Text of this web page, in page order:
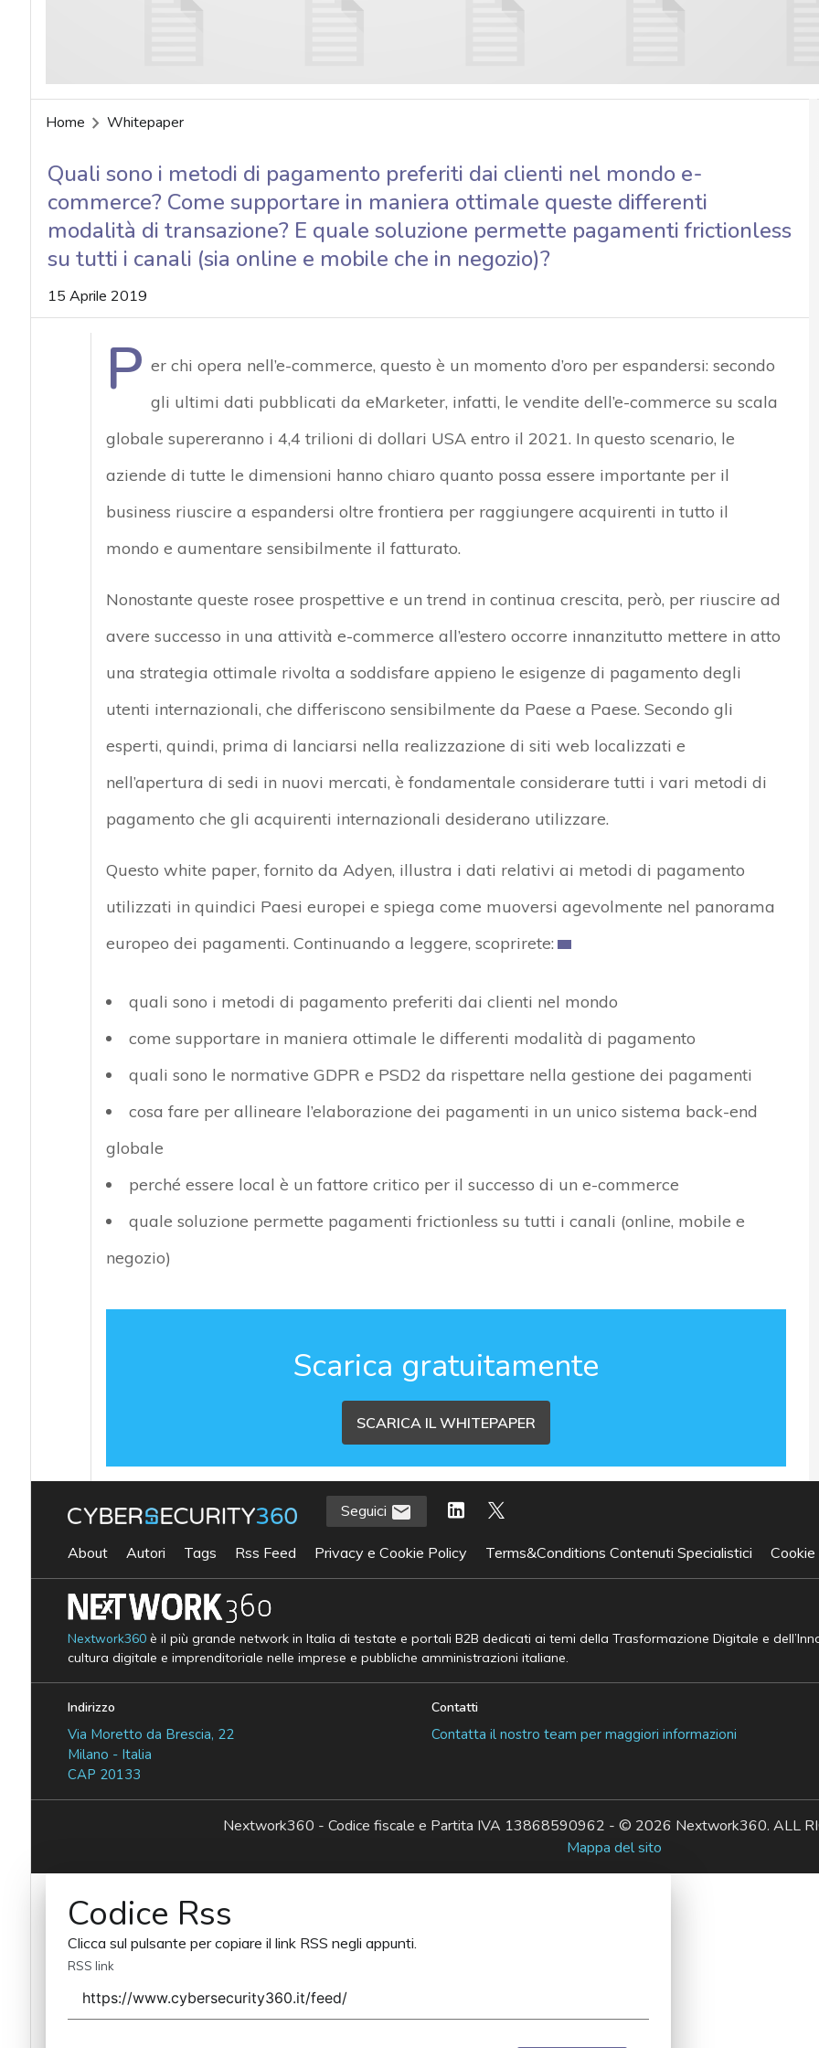
Home Whitepaper
Quali sono i metodi di pagamento preferiti dai clienti nel mondo e-
commerce? Come supportare in maniera ottimale queste differenti
modalità di transazione? E quale soluzione permette pagamenti frictionless
su tutti i canali (sia online e mobile che in negozio)?
15 Aprile 2019
P er chi opera nell’e-commerce, questo è un momento d’oro per espandersi: secondo
gli ultimi dati pubblicati da eMarketer, infatti, le vendite dell’e-commerce su scala
globale supereranno i 4,4 trilioni di dollari USA entro il 2021. In questo scenario, le
aziende di tutte le dimensioni hanno chiaro quanto possa essere importante per il
business riuscire a espandersi oltre frontiera per raggiungere acquirenti in tutto il
mondo e aumentare sensibilmente il fatturato.
Nonostante queste rosee prospettive e un trend in continua crescita, però, per riuscire ad
avere successo in una attività e-commerce all’estero occorre innanzitutto mettere in atto
una strategia ottimale rivolta a soddisfare appieno le esigenze di pagamento degli
utenti internazionali, che differiscono sensibilmente da Paese a Paese. Secondo gli
esperti, quindi, prima di lanciarsi nella realizzazione di siti web localizzati e
nell’apertura di sedi in nuovi mercati, è fondamentale considerare tutti i vari metodi di
pagamento che gli acquirenti internazionali desiderano utilizzare.
Questo white paper, fornito da Adyen, illustra i dati relativi ai metodi di pagamento
utilizzati in quindici Paesi europei e spiega come muoversi agevolmente nel panorama
europeo dei pagamenti. Continuando a leggere, scoprirete:
quali sono i metodi di pagamento preferiti dai clienti nel mondo
come supportare in maniera ottimale le differenti modalità di pagamento
quali sono le normative GDPR e PSD2 da rispettare nella gestione dei pagamenti
cosa fare per allineare l’elaborazione dei pagamenti in un unico sistema back-end
globale
perché essere local è un fattore critico per il successo di un e-commerce
quale soluzione permette pagamenti frictionless su tutti i canali (online, mobile e
negozio)
Scarica gratuitamente
SCARICA IL WHITEPAPER
Seguici
About Autori Tags Rss Feed Privacy e Cookie Policy Terms&Conditions Contenuti Specialistici
Nextwork360è il più grande network in Italia di testate e portali B2B dedicati ai temi della Trasformazione Digitale e
cultura digitale e imprenditoriale nelle imprese e pubbliche amministrazioni italiane.
Indirizzo
Via Moretto da Brescia, 22
Milano - Italia
CAP 20133
Contatti
Contatta il nostro team per maggiori informazioni
Nextwork360 - Codice fiscale e Partita IVA 13868590962 - © 2026 Nextwork360. ALL
Mappa del sito
Codice Rss
Clicca sul pulsante per copiare il link RSS negli appunti.
RSS link